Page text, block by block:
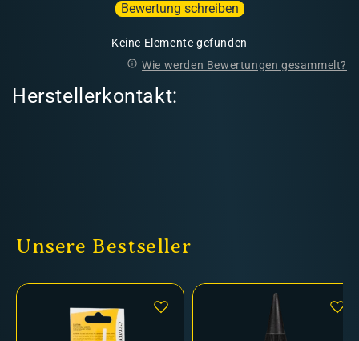
Bewertung schreiben
Keine Elemente gefunden
Wie werden Bewertungen gesammelt?
Herstellerkontakt:
Unsere Bestseller